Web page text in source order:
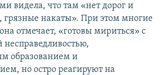
видела, что там «нет дорог и
грязные накаты». При этом многие
отмечает, «готовы мириться» с
образованием и
но остро реагируют на